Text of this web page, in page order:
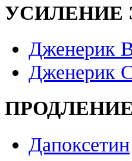
УСИЛЕНИЕ
Дженерик
Дженерик
Дапоксетин